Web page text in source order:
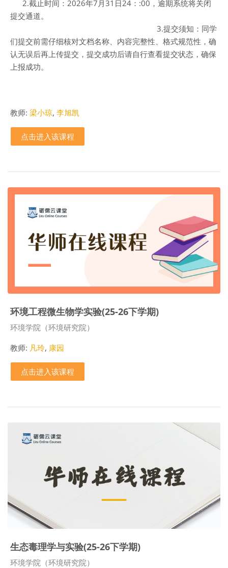
2.截止时间：2026年7月31日24：:00，逾期系统将关闭
提交通道。
3.提交须知：同学
们提交前需仔细核对文档名称、内容完整性、格式规范性，确
认无误后再上传提交，提交成功后请自行查看提交状态，确保
上报成功。
教师: 梁小琼, 李旭凯
点击进入该课程
环境工程微生物学实验(25-26下学期)
课程类别
环境学院（环境研究院）
教师: 凡玲, 康园
点击进入该课程
生态毒理学与实验(25-26下学期)
课程类别
环境学院（环境研究院）